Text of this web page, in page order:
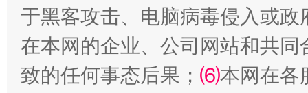
于黑客攻击、电脑病毒侵入或
在本网的企业、公司网站和共
致的任何事态后果； ⑹本网在各